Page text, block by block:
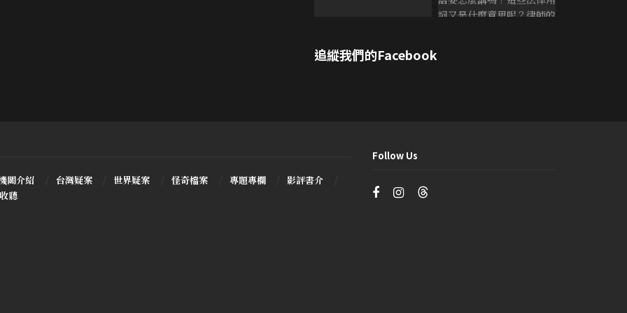
追縱我們的Facebook
關介紹 台灣疑案 世界疑案 怪奇檔案 專題專欄
影評書介
聽
Follow Us